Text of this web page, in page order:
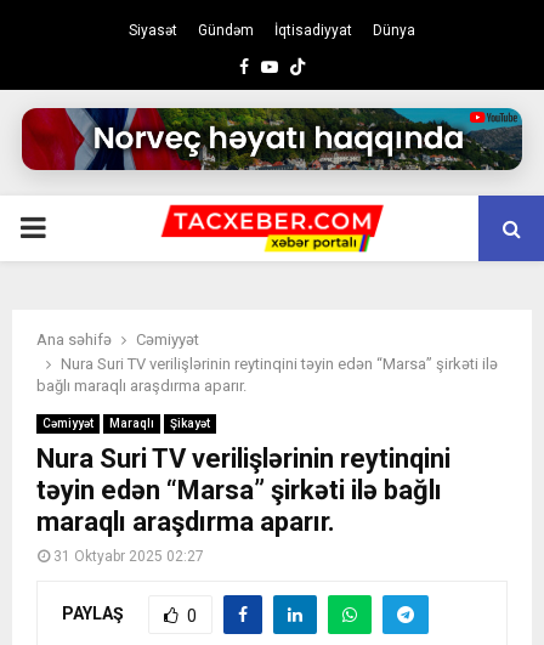
Siyasət Gündəm İqtisadiyyat Dünya
Facebook
Youtube
PRIMARY
Ana səhifə
Cəmiyyət
Nura Suri TV verilişlərinin reytinqini təyin edən “Marsa” şirkəti ilə
bağlı maraqlı araşdırma aparır.
Cəmiyyət Maraqlı Şikayət
Nura Suri TV verilişlərinin reytinqini
təyin edən “Marsa” şirkəti ilə bağlı
maraqlı araşdırma aparır.
31 Oktyabr 2025 02:27
PAYLAŞ 0